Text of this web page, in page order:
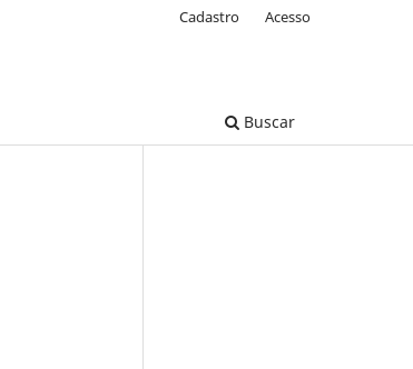
Buscar
Cadastro Acesso